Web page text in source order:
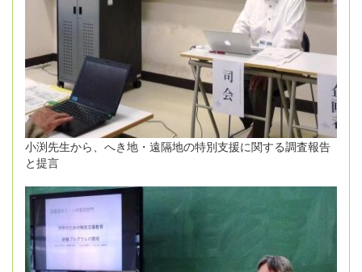
小渕先生から、へき地・遠隔地の特別支援に関する調査報告
と提言